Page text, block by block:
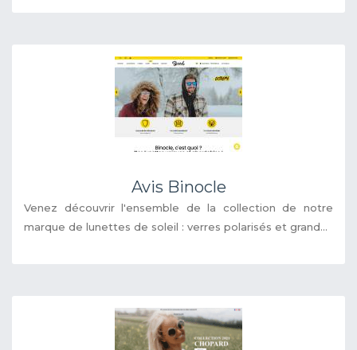
Avis Binocle
Venez découvrir l'ensemble de la collection de notre
marque de lunettes de soleil : verres polarisés et grand...